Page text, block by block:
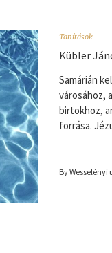
Tanítások
Kübler
Samárián
városához,
birtokhoz,
forrása.
By